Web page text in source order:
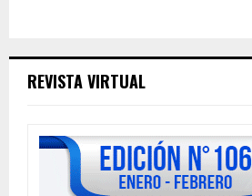
REVISTA VIRTUAL